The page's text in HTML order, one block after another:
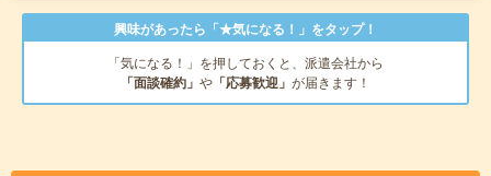
興味があったら「★気になる！」をタップ！
「気になる！」を押しておくと、派遣会社から
「面談確約」 や 「応募歓迎」 が届きます！